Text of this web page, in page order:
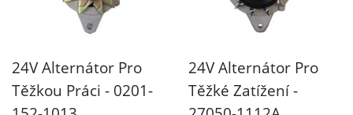
24V Alternátor Pro
Těžkou Práci - 0201-
24V Alternátor Pro
Těžké Zatížení -